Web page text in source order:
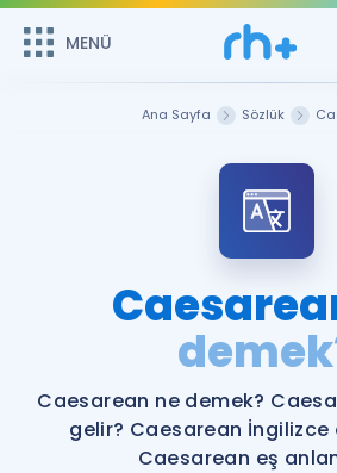
MENÜ
Şifremi
Sepetin Şu An
Remzi Hoca ile seni sınava
bekliyor!
MENÜ
Katılımcı Görüşleri
Faydalı Araçlar
Ücretsiz Kaynaklar
İngilizce
Ana Sayfa Sözlük
Caesarean ne demek?
gelir? Caesarean İngilizce
Caesarean eş